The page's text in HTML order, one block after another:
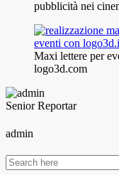
pubblicità nei
Maxi lettere per
logo3d.com
Senior Reportar
admin